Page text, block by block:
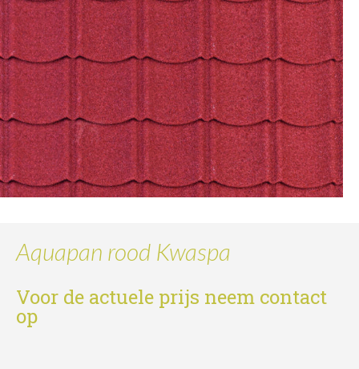
Aquapan rood Kwaspa
Voor de actuele prijs neem contact
op